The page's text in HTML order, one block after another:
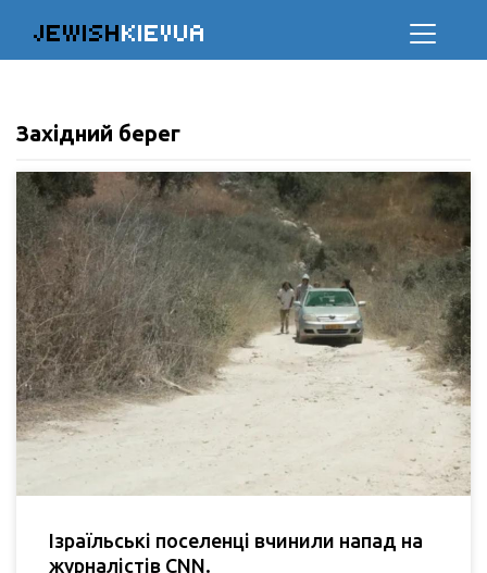
JEWISHKIEVUA
Західний берег
Ізраїльські поселенці вчинили напад на
журналістів CNN.